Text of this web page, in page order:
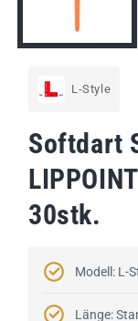
L-Style
Softdart
30stk.
Modell: L-
Länge: